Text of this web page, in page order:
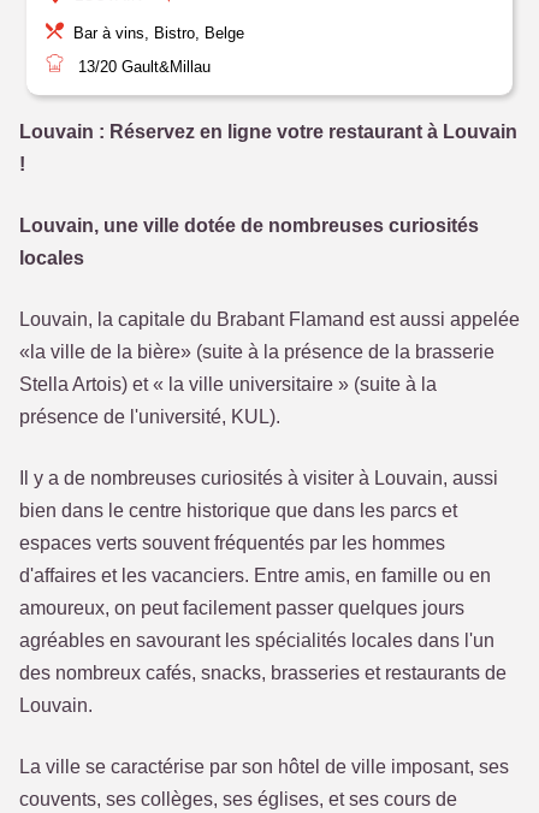
Bar à vins, Bistro, Belge
13/20 Gault&Millau
Louvain : Réservez en ligne votre restaurant à Louvain
!
Louvain, une ville dotée de nombreuses curiosités
locales
Louvain, la capitale du Brabant Flamand est aussi appelée
«la ville de la bière» (suite à la présence de la brasserie
Stella Artois) et « la ville universitaire » (suite à la
présence de l'université, KUL).
Il y a de nombreuses curiosités à visiter à Louvain, aussi
bien dans le centre historique que dans les parcs et
espaces verts souvent fréquentés par les hommes
d'affaires et les vacanciers. Entre amis, en famille ou en
amoureux, on peut facilement passer quelques jours
agréables en savourant les spécialités locales dans l'un
des nombreux cafés, snacks, brasseries et restaurants de
Louvain.
La ville se caractérise par son hôtel de ville imposant, ses
couvents, ses collèges, ses églises, et ses cours de